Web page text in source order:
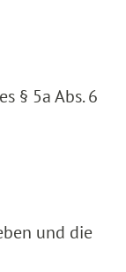
§ 5a Abs. 6
und die